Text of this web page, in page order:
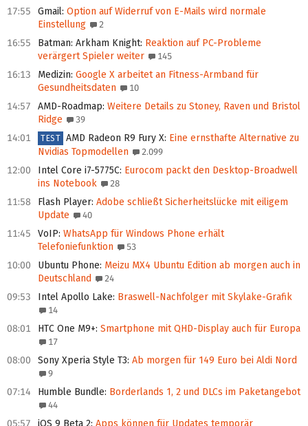
17:55 Gmail: Option auf Widerruf von E-Mails wird normale
Einstellung
2
16:55 Batman: Arkham Knight: Reaktion auf PC-Probleme
verärgert Spieler weiter
145
16:13 Medizin: Google X arbeitet an Fitness-Armband für
Gesundheitsdaten
10
14:57 AMD-Roadmap: Weitere Details zu Stoney, Raven und Bristol
Ridge
39
14:01 TEST AMD Radeon R9 Fury X: Eine ernsthafte Alternative zu
Nvidias Topmodellen
2.099
12:00 Intel Core i7-5775C: Eurocom packt den Desktop-Broadwell
ins Notebook
28
11:58 Flash Player: Adobe schließt Sicherheitslücke mit eiligem
Update
40
11:45 VoIP: WhatsApp für Windows Phone erhält
Telefoniefunktion
53
10:00 Ubuntu Phone: Meizu MX4 Ubuntu Edition ab morgen auch in
Deutschland
24
09:53 Intel Apollo Lake: Braswell-Nachfolger mit Skylake-Grafik
14
08:01 HTC One M9+: Smartphone mit QHD-Display auch für Europa
17
08:00 Sony Xperia Style T3: Ab morgen für 149 Euro bei Aldi Nord
9
07:14 Humble Bundle: Borderlands 1, 2 und DLCs im Paketangebot
44